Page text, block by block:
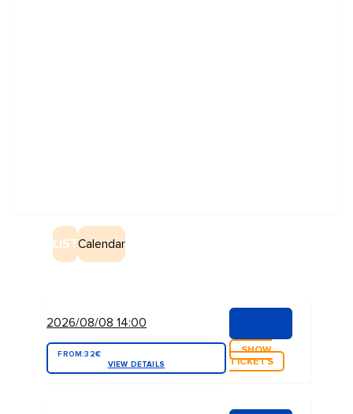
LISTCalendar
2026/08/08 14:00
FROM:32€
VIEW DETAILS
SHOW
TICKETS